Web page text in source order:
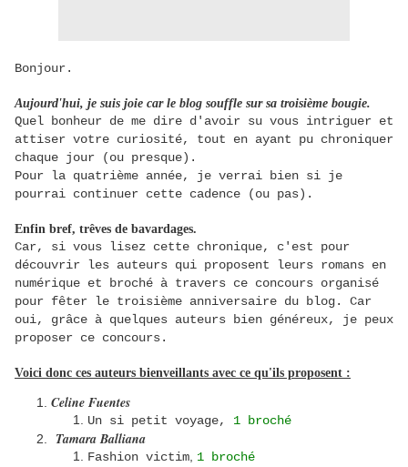
Bonjour.
Aujourd'hui, je suis joie car le blog souffle sur sa troisième bougie.
Quel bonheur de me dire d'avoir su vous intriguer et
attiser votre curiosité, tout en ayant pu chroniquer
chaque jour (ou presque).
Pour la quatrième année, je verrai bien si je
pourrai continuer cette cadence (ou pas).
Enfin bref, trêves de bavardages.
Car, si vous lisez cette chronique, c'est pour
découvrir les auteurs qui proposent leurs romans en
numérique et broché à travers ce concours organisé
pour fêter le troisième anniversaire du blog. Car
oui, grâce à quelques auteurs bien généreux, je peux
proposer ce concours.
Voici donc ces auteurs bienveillants avec ce qu'ils proposent :
Celine Fuentes
Un si petit voyage, 1 broché
Tamara Balliana
Fashion victim 1 broché